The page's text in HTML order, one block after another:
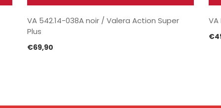
VA 542.14-038A noir / Valera Action Super
Plus
€69,90
VA
€